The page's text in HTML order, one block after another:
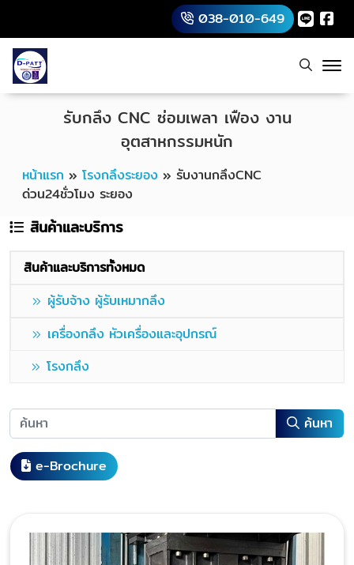
038-010-649
หน้าแรก » โรงกลึงระยอง » รับงานกลึงCNC
ด่วน24ชั่วโมง ระยอง
รับกลึง CNC ซ่อมเพลา เฟือง งาน
อุตสาหกรรมหนัก
สินค้าและบริการ
สินค้าและบริการทั้งหมด
ผู้รับจ้าง ผู้รับเหมากลึง
เครื่องกลึง หัวเครื่องและอุปกรณ์
โรงกลึง
ค้นหา
e-Brochure